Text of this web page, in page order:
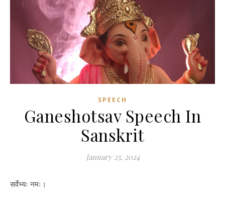
SPEECH
Ganeshotsav Speech In
Sanskrit
January 25, 2024
सर्वेभ्यः नमः।